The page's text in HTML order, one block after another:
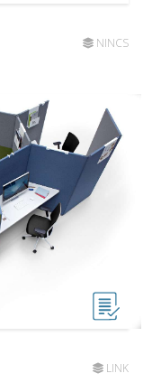
NINCS
LINK